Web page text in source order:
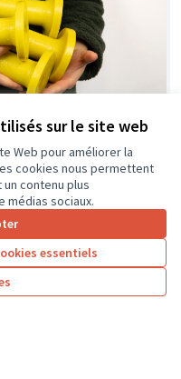
sur le site web
Web pour améliorer la
cookies nous permettent
contenu plus
médias sociaux.
essentiels
plastique en
produits par
et que ce